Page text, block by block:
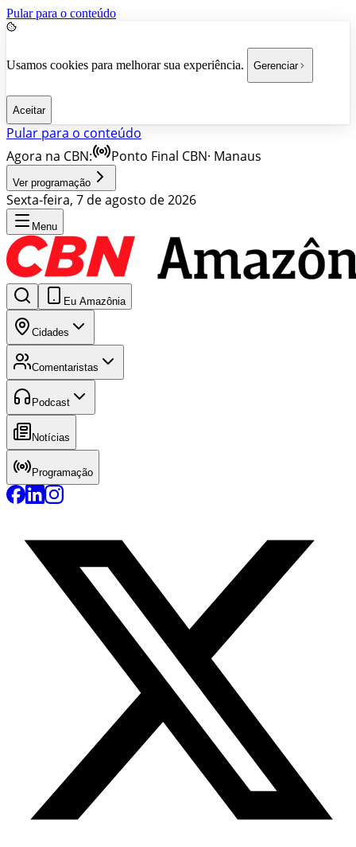
Pular para o conteúdo
Usamos cookies para melhorar sua experiência. Gerenciar
Aceitar
Pular para o conteúdo
Agora na CBN:
Ponto Final CBN· Manaus
Ver programação
Sexta-feira, 7 de agosto de 2026
Menu
Eu Amazônia
Cidades
Comentaristas
Podcast
Notícias
Programação